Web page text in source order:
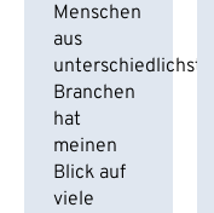
Menschen
aus
unterschiedlichsten
Branchen
hat
meinen
Blick auf
viele